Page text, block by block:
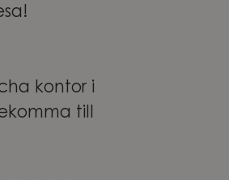
kontor i
till